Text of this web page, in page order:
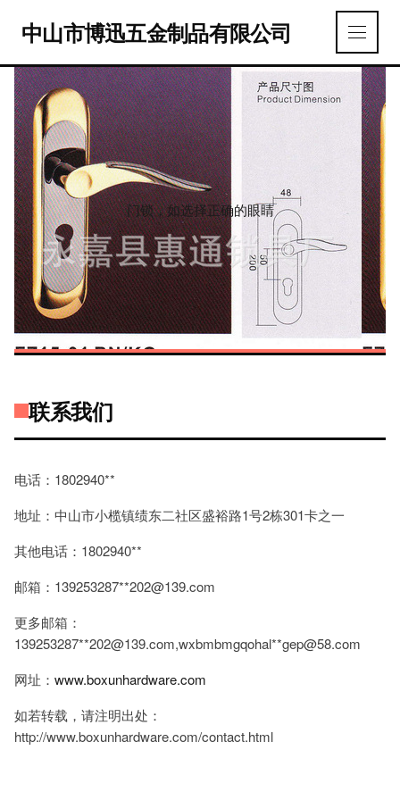
中山市博迅五金制品有限公司
门锁，如选择正确的眼睛
联系我们
电话：1802940**
地址：中山市小榄镇绩东二社区盛裕路1号2栋301卡之一
其他电话：1802940**
邮箱：139253287**202@139.com
更多邮箱：
139253287**202@139.com,wxbmbmgqohal**gep@58.com
网址： www.boxunhardware.com
如若转载，请注明出处：
http://www.boxunhardware.com/contact.html